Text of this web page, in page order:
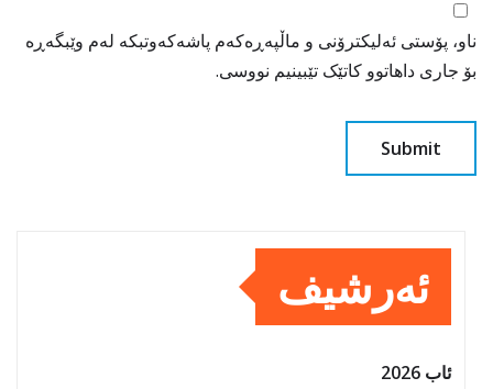
ناو، پۆستی ئەلیکترۆنی و ماڵپەڕەکەم پاشەکەوتبکە لەم وێبگەڕە
بۆ جاری داهاتوو کاتێک تێبینیم نووسی.
ئەرشیف
ئاب 2026